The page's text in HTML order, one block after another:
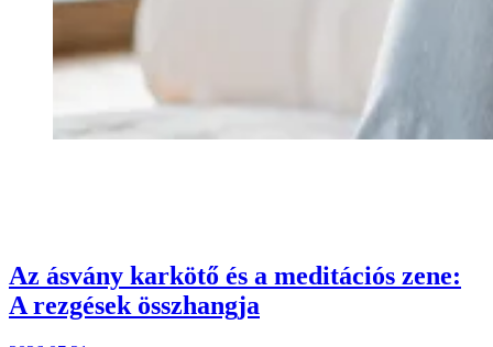
Az ásvány karkötő és a meditációs zene:
A rezgések összhangja